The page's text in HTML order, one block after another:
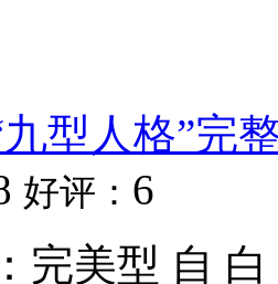
九型人格”完
好评： 6
完美型 自